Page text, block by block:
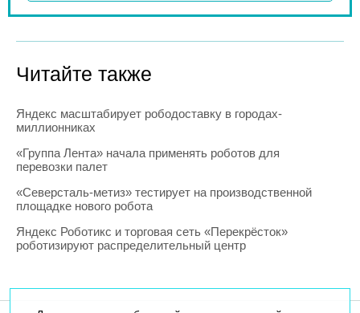
Читайте также
Яндекс масштабирует рободоставку в городах-
миллионниках
«Группа Лента» начала применять роботов для
перевозки палет
«Северсталь-метиз» тестирует на производственной
площадке нового робота
Яндекс Роботикс и торговая сеть «Перекрёсток»
роботизируют распределительный центр